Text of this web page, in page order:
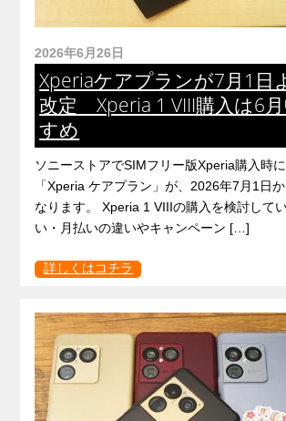
2026年6月26日
Xperiaケアプランが7月1日
改定 Xperia 1 VIII購入は6
すめ
ソニーストアでSIMフリー版Xperia購入時
「Xperia ケアプラン」が、2026年7月1日
なります。 Xperia 1 VIIIの購入を検討して
い・月払いの違いやキャンペーン […]
詳しくはコチラ